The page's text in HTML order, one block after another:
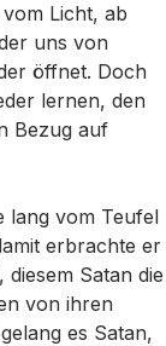
Licht, ab
uns von
öffnet. Doch
lernen, den
Bezug auf
lang vom Teufel
erbrachte er
Satan die
von ihren
es Satan,